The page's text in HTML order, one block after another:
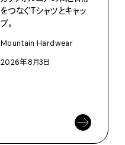
をつなぐＴシャツとキャッ
プ。
Mountain Hardwear
2026年8月3日